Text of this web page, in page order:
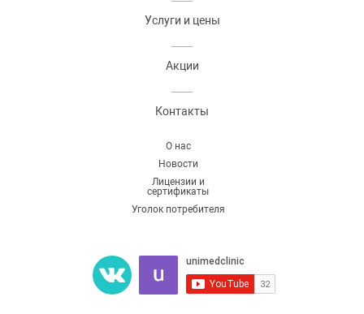
Услуги и цены
Акции
Контакты
О нас
Новости
Лицензии и
сертификаты
Уголок потребителя